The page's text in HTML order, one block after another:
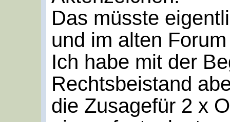
Das müsste
und im alten
Ich habe mit der
Rechtsbeistand
die Zusagefür 2 x